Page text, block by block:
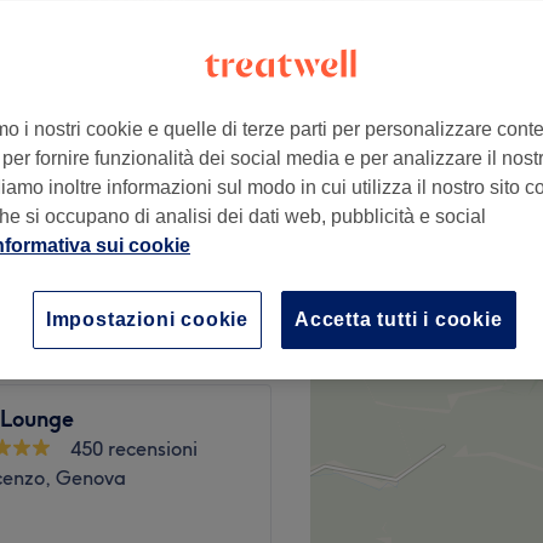
da € 15
450 recensioni
Genova
i nostri cookie e quelle di terze parti per personalizzare
fornire funzionalità dei social media e per analizzare il
inoltre informazioni sul modo in cui utilizza il nostro sito
si occupano di analisi dei dati web, pubblicità e social
sui cookie
Accetta tutti i cookie
Impostazioni cookie